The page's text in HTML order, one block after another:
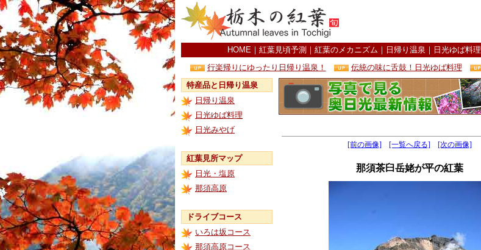
HOME ｜ 紅葉見頃予測 ｜ 紅葉のメカニズム ｜ 日帰り温泉 ｜ 日光ゆば料理
行楽帰りにゆったり日帰り温泉！
伝統の味に舌鼓！日光ゆば料理
特産品と日帰り温泉
日帰り温泉
日光ゆば料理
日光みやげ
紅葉見所マップ
日光・塩原
那須高原
ドライブコース
いろは坂コース
那須高原コース
[前の画像] [一覧へ戻る] [次の画像]
那須茶臼岳姥が平の紅葉